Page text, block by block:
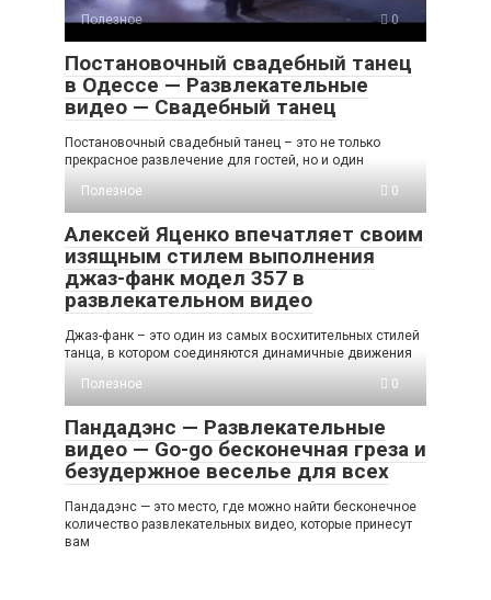
Полезное 0
Постановочный свадебный танец
в Одессе — Развлекательные
видео — Свадебный танец
Постановочный свадебный танец – это не только
прекрасное развлечение для гостей, но и один
Полезное
0
Алексей Яценко впечатляет своим
изящным стилем выполнения
джаз-фанк модел 357 в
развлекательном видео
Джаз-фанк – это один из самых восхитительных стилей
танца, в котором соединяются динамичные движения
Полезное
0
Пандадэнс — Развлекательные
видео — Go-go бесконечная греза и
безудержное веселье для всех
Пандадэнс — это место, где можно найти бесконечное
количество развлекательных видео, которые принесут
вам